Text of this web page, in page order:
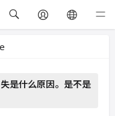
是什么原因。是不是